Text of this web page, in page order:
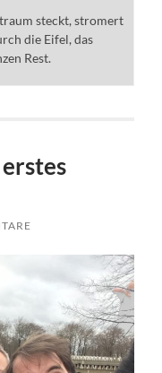
steckt, stromert
die Eifel, das
Rest.